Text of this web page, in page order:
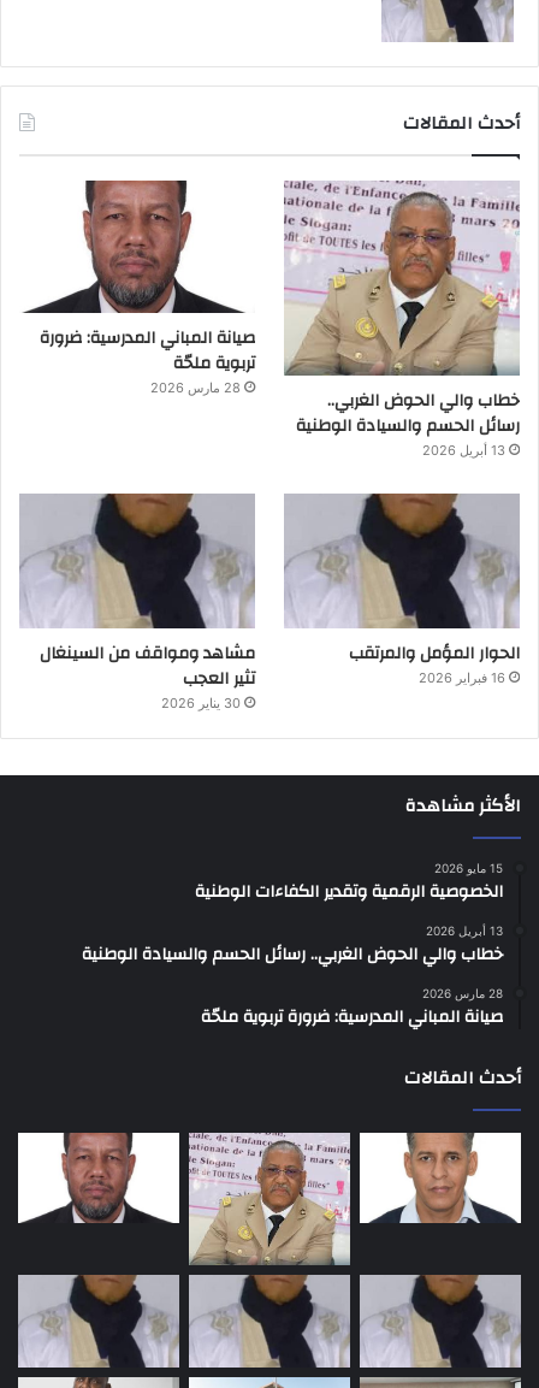
أحدث المقالات
خطاب والي الحوض الغربي..
رسائل الحسم والسيادة الوطنية
13 أبريل 2026
صيانة المباني المدرسية: ضرورة
تربوية ملحّة
28 مارس 2026
الحوار المؤمل والمرتقب
16 فبراير 2026
مشاهد ومواقف من السينغال
تثير العجب
30 يناير 2026
الأكثر مشاهدة
15 مايو 2026
الخصوصية الرقمية وتقدير الكفاءات الوطنية
13 أبريل 2026
خطاب والي الحوض الغربي.. رسائل الحسم والسيادة الوطنية
28 مارس 2026
صيانة المباني المدرسية: ضرورة تربوية ملحّة
أحدث المقالات